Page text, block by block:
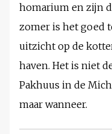
homarium en zijn
zomer is het goed
uitzicht op de
haven. Het is niet
Pakhuus in de
maar wanneer.